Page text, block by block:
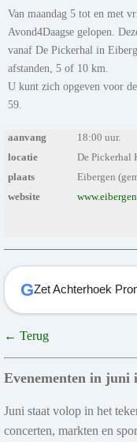
Van maandag 5 tot en met
Avond4Daagse gelopen.
vanaf De Pickerhal in
afstanden, 5 of 10 km.
U kunt zich opgeven voor
59.
aanvang
18:00 uur.
locatie
De Pickerhal
plaats
Eibergen
website
GZet Achterhoek
← Terug
Evenementen in juni
Juni staat volop in het
concerten, markten en